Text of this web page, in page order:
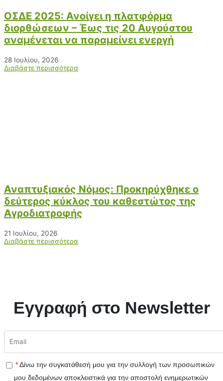
ΟΣΔΕ 2025: Ανοίγει η πλατφόρμα
διορθώσεων – Έως τις 20 Αυγούστου
αναμένεται να παραμείνει ενεργή
28 Ιουλίου, 2026
Διαβάστε περισσότερα
Αναπτυξιακός Νόμος: Προκηρύχθηκε ο
δεύτερος κύκλος του καθεστώτος της
Αγροδιατροφής
21 Ιουλίου, 2026
Διαβάστε περισσότερα
Εγγραφή στο Newsletter
* Δίνω την συγκατάθεσή μου για την συλλογή των προσωπικών
μου δεδομένων αποκλειστικά για την αποστολή ενημερωτικών